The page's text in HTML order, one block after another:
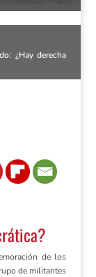
¿Hay derecha
de los
de militantes